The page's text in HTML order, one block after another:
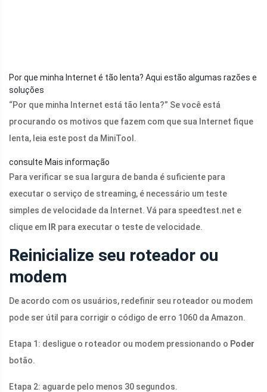
Por que minha Internet é tão lenta? Aqui estão algumas razões e
soluções
“Por que minha Internet está tão lenta?” Se você está
procurando os motivos que fazem com que sua Internet fique
lenta, leia este post da MiniTool.
consulte Mais informação
Para verificar se sua largura de banda é suficiente para
executar o serviço de streaming, é necessário um teste
simples de velocidade da Internet. Vá para speedtest.net e
clique em
IR para executar o teste de velocidade.
Reinicialize seu roteador ou
modem
De acordo com os usuários, redefinir seu roteador ou modem
pode ser útil para corrigir o código de erro 1060 da Amazon.
Etapa 1: desligue o roteador ou modem pressionando o Poder
botão.
Etapa 2: aguarde pelo menos 30 segundos.